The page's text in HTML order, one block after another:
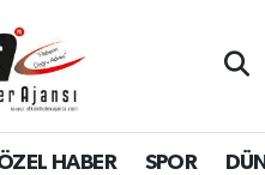
HABER SPOR